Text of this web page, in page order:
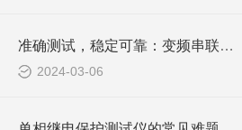
准确测试，稳定可靠：变频串联谐振成套试验装置的技术优势
2024-03-06